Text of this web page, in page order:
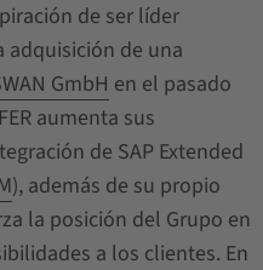
de ser líder
adquisición de una
GmbH en el pasado
aumenta sus
de SAP Extended
), además de su propio
la posición del Grupo en
a los clientes. En